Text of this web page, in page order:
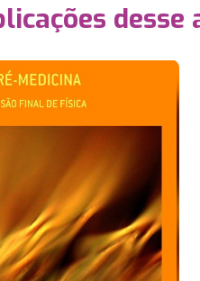
desse